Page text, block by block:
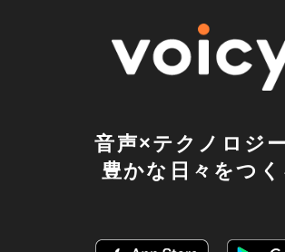
音声×テクノロジ
豊かな日々をつく